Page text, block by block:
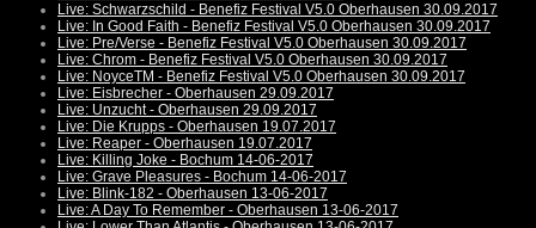
Live: Schwarzschild - Benefiz Festival V5.0 Oberhausen 30.09.2017
Live: In Good Faith - Benefiz Festival V5.0 Oberhausen 30.09.2017
Live: Pre/Verse - Benefiz Festival V5.0 Oberhausen 30.09.2017
Live: Chrom - Benefiz Festival V5.0 Oberhausen 30.09.2017
Live: NoyceTM - Benefiz Festival V5.0 Oberhausen 30.09.2017
Live: Eisbrecher - Oberhausen 29.09.2017
Live: Unzucht - Oberhausen 29.09.2017
Live: Die Krupps - Oberhausen 19.07.2017
Live: Reaper - Oberhausen 19.07.2017
Live: Killing Joke - Bochum 14-06-2017
Live: Grave Pleasures - Bochum 14-06-2017
Live: Blink-182 - Oberhausen 13-06-2017
Live: A Day To Remember - Oberhausen 13-06-2017